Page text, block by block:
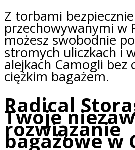
Z torbami bezpiecznie
przechowywanymi w
możesz swobodnie
stromych uliczkach i
alejkach Camogli bez
ciężkim bagażem.
Radical
Twoje
rozwiązanie
bagażowe w